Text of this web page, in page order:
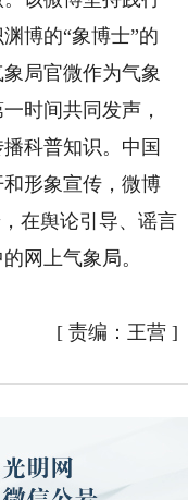
博的“象博士”的
局官微作为气象
时间共同发声，
科普知识。中国
形象宣传，微博
在舆论引导、谣言
网上气象局。
[ 责编：王营]